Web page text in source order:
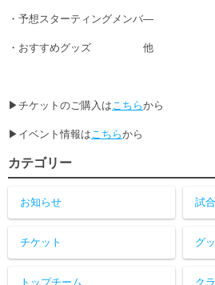
・予想スターティングメンバ―
・おすすめグッズ 他
▶チケットのご購入はこちらから
▶イベント情報はこちらから
カテゴリー
お知らせ 試合
チケット グ
トップチーム ク